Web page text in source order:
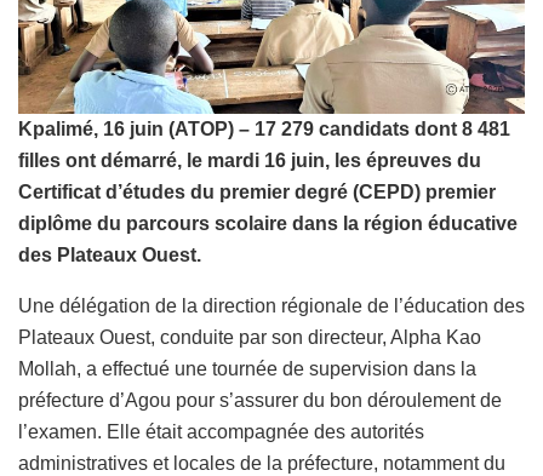
Kpalimé, 16 juin (ATOP) – 17 279 candidats dont 8 481
filles ont démarré, le mardi 16 juin, les épreuves du
Certificat d’études du premier degré (CEPD) premier
diplôme du parcours scolaire dans la région éducative
des Plateaux Ouest.
Une délégation de la direction régionale de l’éducation des
Plateaux Ouest, conduite par son directeur, Alpha Kao
Mollah, a effectué une tournée de supervision dans la
préfecture d’Agou pour s’assurer du bon déroulement de
l’examen. Elle était accompagnée des autorités
administratives et locales de la préfecture, notamment du